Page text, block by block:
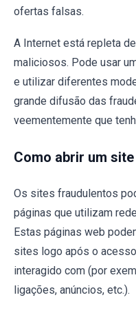
ofertas falsas.
A Internet está repleta
maliciosos. Pode usar
e utilizar diferentes
grande difusão das
veementemente que
Como abrir um
Os sites fraudulentos
páginas que utilizam
Estas páginas web
sites logo após o
interagido com (por
ligações, anúncios, etc.).